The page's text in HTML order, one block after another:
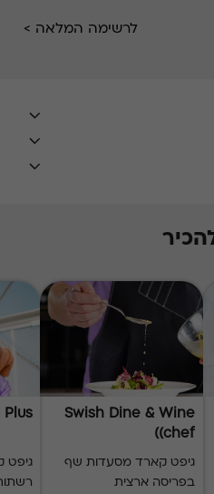
לרשימה המלאה >
Swish Dine & Wine
(chef)
גיפט קארד מסעדות שף
בפריסה ארצית
Plus